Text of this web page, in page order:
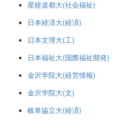
星槎道都大(社会福祉)
日本経済大(経済)
日本文理大(工)
日本福祉大(国際福祉開発)
金沢学院大(経営情報)
金沢学院大(文)
岐阜協立大(経済)